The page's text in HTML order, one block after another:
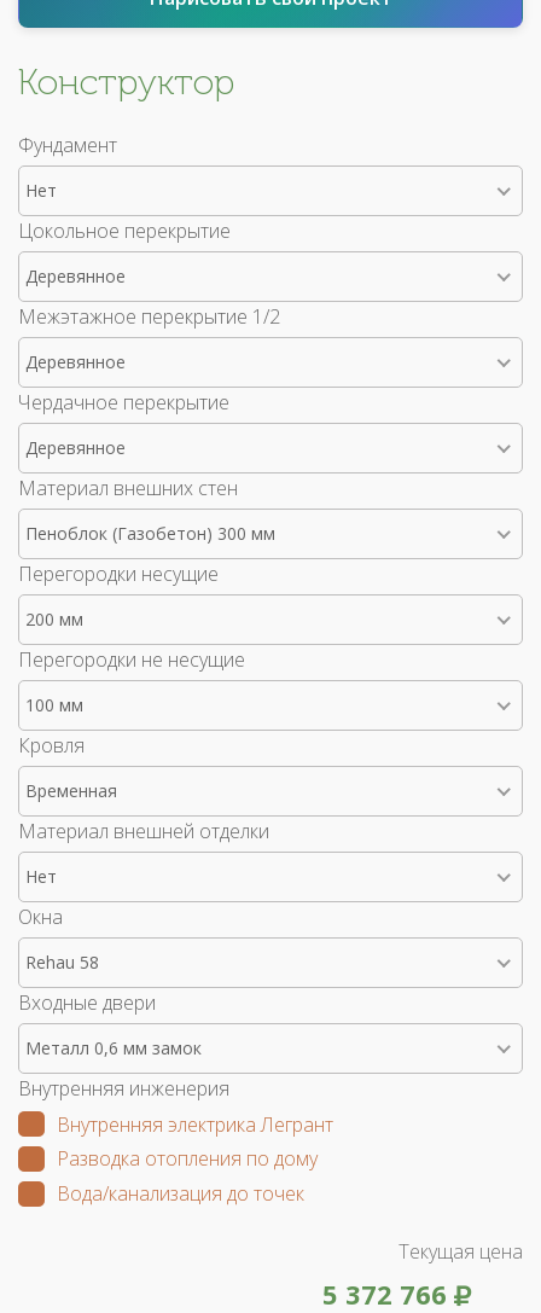
Конструктор
Фундамент
Нет
Цокольное перекрытие
Деревянное
Межэтажное перекрытие 1/2
Деревянное
Чердачное перекрытие
Деревянное
Материал внешних стен
Пеноблок (Газобетон) 300 мм
Перегородки несущие
200 мм
Перегородки не несущие
100 мм
Кровля
Временная
Материал внешней отделки
Нет
Окна
Rehau 58
Входные двери
Металл 0,6 мм замок
Внутренняя инженерия
Внутренняя электрика Легрант
Разводка отопления по дому
Вода/канализация до точек
Текущая цена
5 372 766